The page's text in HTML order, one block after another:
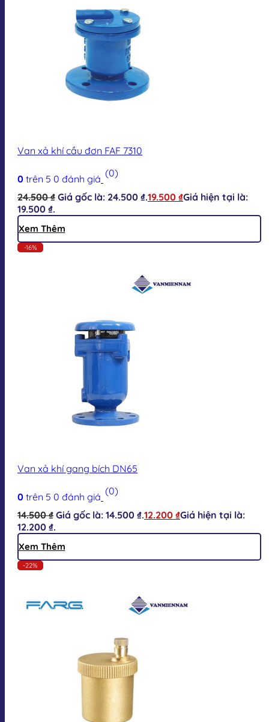
Van xả khí cầu đơn FAF 7310
0 trên 5 0 đánh giá (0)
24.500₫ Giá gốc là: 24.500 ₫.19.500 ₫Giá hiện tại là:
19.500 ₫.
Xem Thêm
-16%
Van xả khí gang bích DN65
0 trên 5 0 đánh giá (0)
14.500₫ Giá gốc là: 14.500 ₫.12.200 ₫Giá hiện tại là:
12.200 ₫.
Xem Thêm
-22%